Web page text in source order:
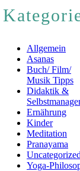
Allgemein
Asanas
Buch/ Film/
Musik Tipps
Didaktik &
Ernährung
Kinder
Meditation
Pranayama
Yoga-